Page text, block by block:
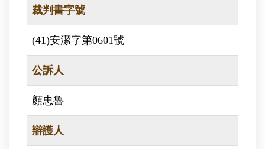
裁判書字號
(41)安潔字第0601號
公訴人
顏忠魯
辯護人